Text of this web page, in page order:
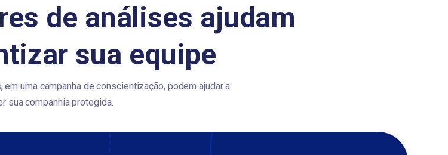
de análises ajudam
sua equipe
uma campanha de conscientização, podem ajudar a
sua companhia protegida.